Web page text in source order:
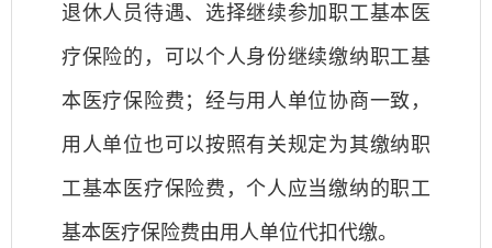
退休人员待遇、选择继续参加职工基本医
疗保险的，可以个人身份继续缴纳职工基
本医疗保险费；经与用人单位协商一致，
用人单位也可以按照有关规定为其缴纳职
工基本医疗保险费，个人应当缴纳的职工
基本医疗保险费由用人单位代扣代缴。